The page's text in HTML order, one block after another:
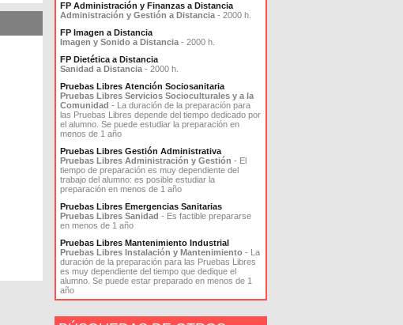
FP Administración y Finanzas a Distancia
Administración y Gestión a Distancia - 2000 h.
FP Imagen a Distancia
Imagen y Sonido a Distancia - 2000 h.
FP Dietética a Distancia
Sanidad a Distancia - 2000 h.
Pruebas Libres Atención Sociosanitaria
Pruebas Libres Servicios Socioculturales y a la
Comunidad - La duración de la preparación para
las Pruebas Libres depende del tiempo dedicado por
el alumno. Se puede estudiar la preparación en
menos de 1 año
Pruebas Libres Gestión Administrativa
Pruebas Libres Administración y Gestión - El
tiempo de preparación es muy dependiente del
trabajo del alumno: es posible estudiar la
preparación en menos de 1 año
Pruebas Libres Emergencias Sanitarias
Pruebas Libres Sanidad - Es factible prepararse
en menos de 1 año
Pruebas Libres Mantenimiento Industrial
Pruebas Libres Instalación y Mantenimiento - La
duración de la preparación para las Pruebas Libres
es muy dependiente del tiempo que dedique el
alumno. Se puede estar preparado en menos de 1
año